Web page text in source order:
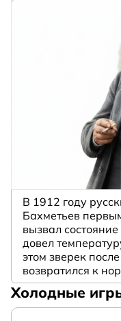
В 1912 году
Бахметьев
вызвал
довел
этом зверек
возвратился к
Холодные